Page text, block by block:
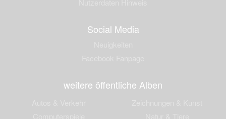
Social Media
weitere öffentliche Alben